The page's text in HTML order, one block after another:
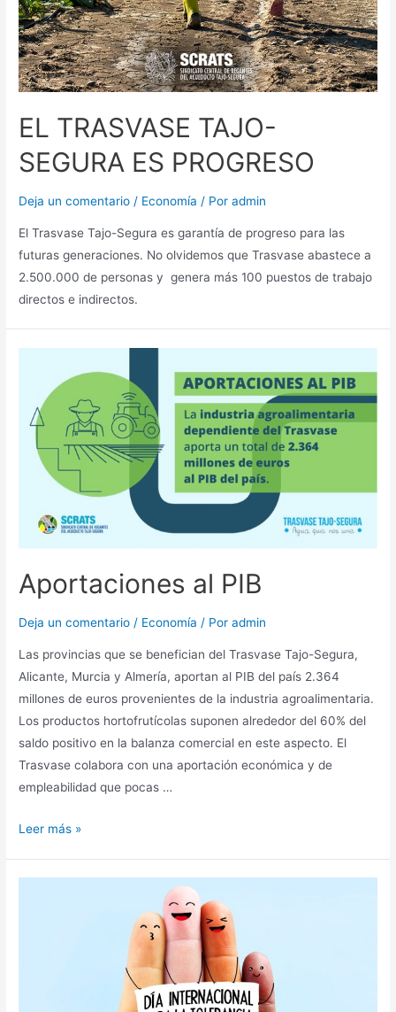
EL TRASVASE TAJO-
SEGURA ES PROGRESO
Deja un comentario / Economía / Poradmin
El Trasvase Tajo-Segura es garantía de progreso para las
futuras generaciones. No olvidemos que Trasvase abastece a
2.500.000 de personas y genera más 100 puestos de trabajo
directos e indirectos.
Aportaciones al PIB
Deja un comentario / Economía / Poradmin
Las provincias que se benefician del Trasvase Tajo-Segura,
Alicante, Murcia y Almería, aportan al PIB del país 2.364
millones de euros provenientes de la industria agroalimentaria.
Los productos hortofrutícolas suponen alrededor del 60% del
saldo positivo en la balanza comercial en este aspecto. El
Trasvase colabora con una aportación económica y de
empleabilidad que pocas …
Leer más »